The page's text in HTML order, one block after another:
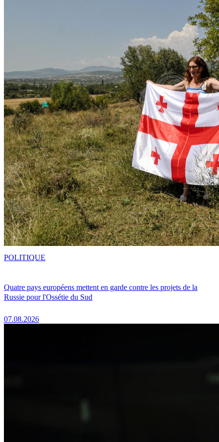
Quatre pays européens mettent en garde contre les projets de la
Russie pour l'Ossétie du Sud
07.08.2026
POLITIQUE